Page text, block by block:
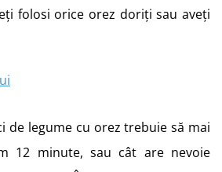
folosi orice orez doriți sau aveți
de legume cu orez trebuie să mai
12 minute, sau cât are nevoie